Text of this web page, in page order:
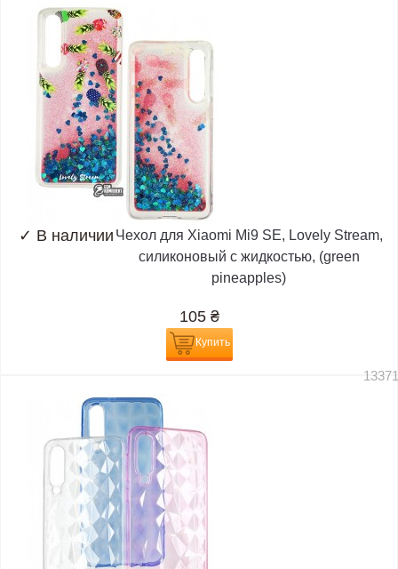
✓ В наличии Чехол для Xiaomi Mi9 SE, Lovely Stream,
силиконовый с жидкостью, (green
pineapples)
105 ₴
Купить